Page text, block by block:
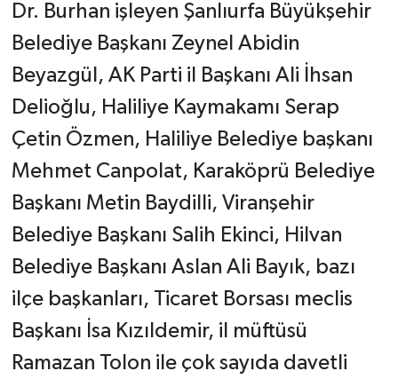
Dr. Burhan işleyen Şanlıurfa Büyükşehir
Belediye Başkanı Zeynel Abidin
Beyazgül, AK Parti il Başkanı Ali İhsan
Delioğlu, Haliliye Kaymakamı Serap
Çetin Özmen, Haliliye Belediye başkanı
Mehmet Canpolat, Karaköprü Belediye
Başkanı Metin Baydilli, Viranşehir
Belediye Başkanı Salih Ekinci, Hilvan
Belediye Başkanı Aslan Ali Bayık, bazı
ilçe başkanları, Ticaret Borsası meclis
Başkanı İsa Kızıldemir, il müftüsü
Ramazan Tolon ile çok sayıda davetli